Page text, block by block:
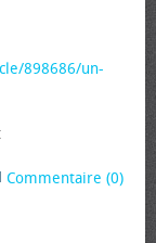
898686/un-
Commentaire (0)